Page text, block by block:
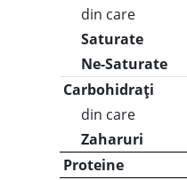
din care
Saturate
Ne-Saturate
Carbohidrați
din care
Zaharuri
Proteine